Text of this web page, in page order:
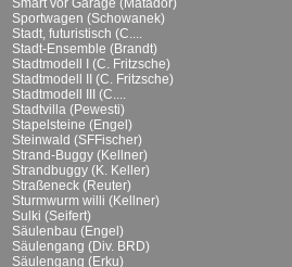
Smart vor Garage (Matador)
Sportwagen (Schowanek)
Stadt, futuristisch (C....
Stadt-Ensemble (Brandt)
Stadtmodell I (C. Fritzsche)
Stadtmodell II (C. Fritzsche)
Stadtmodell III (C....
Stadtvilla (Pewesti)
Stapelsteine (Engel)
Steinwald (SFFischer)
Strand-Buggy (Kellner)
Strandbuggy (K. Keller)
Straßeneck (Reuter)
Sturmwurm willi (Kellner)
Sulki (Seifert)
Säulenbau (Engel)
Säulengang (Div. BRD)
Säulengang (Erku)